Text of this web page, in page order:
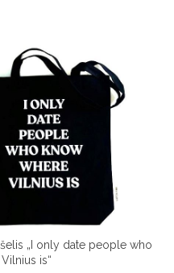
„I only date people who
is“